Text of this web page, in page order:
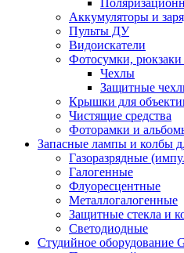
Аккумуляторы и
Пульты ДУ
Видоискатели
Фотосумки,
Чехлы
Защитные
Крышки для
Чистящие средства
Фоторамки и
Запасные лампы и колбы
Газоразрядные
Галогенные
Флуоресцентные
Металлогалогенные
Защитные стекла и
Светодиодные
Студийное оборудование